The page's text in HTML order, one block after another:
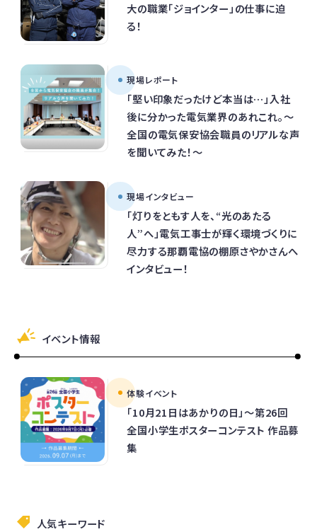
大の職業「ジョインター」の仕事に迫
る！
現場レポート
「堅い印象だったけど本当は…」入社
後に分かった電気業界のあれこれ。～
全国の電気保安協会職員のリアルな声
を聞いてみた！～
現場インタビュー
「灯りをともす人を、“光のあたる
人”へ」電気工事士が輝く環境づくりに
尽力する那覇電協の棚原さやかさんへ
インタビュー！
イベント情報
体験イベント
「10月21日はあかりの日」～第26回
全国小学生ポスターコンテスト 作品募
集
人気キーワード